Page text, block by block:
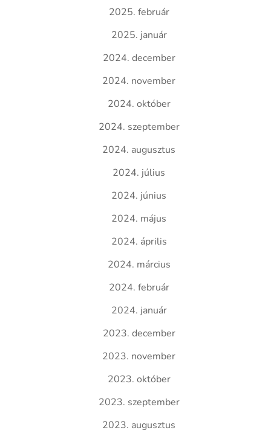
2025. február
2025. január
2024. december
2024. november
2024. október
2024. szeptember
2024. augusztus
2024. július
2024. június
2024. május
2024. április
2024. március
2024. február
2024. január
2023. december
2023. november
2023. október
2023. szeptember
2023. augusztus